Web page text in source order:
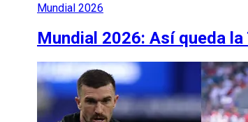
Mundial 2026
Mundial 2026: Así queda